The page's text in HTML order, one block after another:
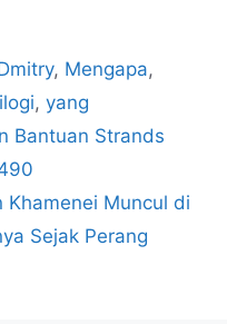
, Mengapa,
, yang
Bantuan Strands
Khamenei Muncul di
Sejak Perang